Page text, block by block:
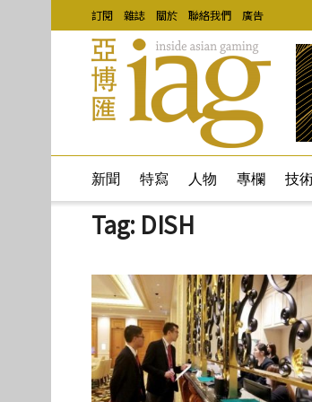
訂閱 雜誌 關於 聯絡我們 廣告
新聞 特寫 人物 專欄 技
Tag: DISH